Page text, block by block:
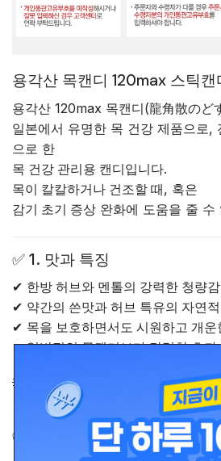
용각산 목캔디 120max 스틱캔
용각산 120max 목캔디(龍角散のど
일본에서 유명한 목 건강 제품으로,
으로 한
목 건강 관리용 캔디입니다.
목이 칼칼하거나 건조할 때, 혹은
감기 초기 증상 완화에 도움을 줄 수
✅ 1. 맛과 특징
✔ 한방 허브와 멘톨의 강력한 청량감
✔ 약간의 쓴맛과 허브 특유의 자연
✔ 목을 보호하면서도 시원하고 개운
✔일반적인 목캔디보다 강력한 효
💡 멘톨과 한방 약초의 조합으로 목
✅ 2. 주요 성분